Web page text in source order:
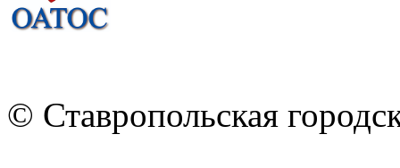
© Ставропольская